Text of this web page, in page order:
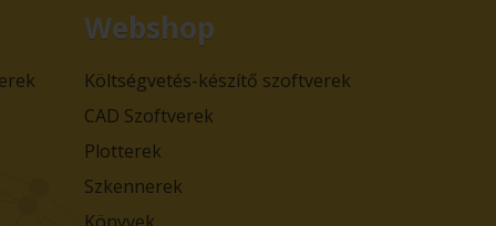
Webshop
Költségvetés-készítő szoftverek
CAD Szoftverek
Plotterek
Szkennerek